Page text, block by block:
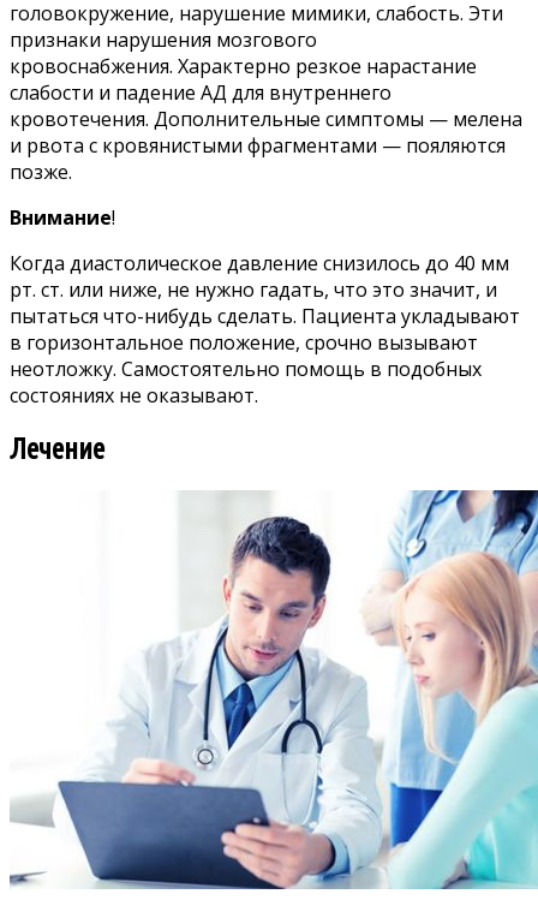
головокружение, нарушение мимики, слабость. Эти
признаки нарушения мозгового
кровоснабжения. Характерно резкое нарастание
слабости и падение АД для внутреннего
кровотечения. Дополнительные симптомы — мелена
и рвота с кровянистыми фрагментами — пояляются
позже.
Внимание!
Когда диастолическое давление снизилось до 40 мм
рт. ст. или ниже, не нужно гадать, что это значит, и
пытаться что-нибудь сделать. Пациента укладывают
в горизонтальное положение, срочно вызывают
неотложку. Самостоятельно помощь в подобных
состояниях не оказывают.
Лечение